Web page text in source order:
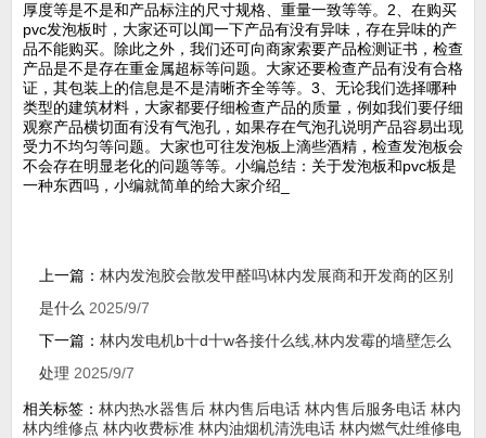
厚度等是不是和产品标注的尺寸规格、重量一致等等。2、在购买
pvc发泡板时，大家还可以闻一下产品有没有异味，存在异味的产
品不能购买。除此之外，我们还可向商家索要产品检测证书，检查
产品是不是存在重金属超标等问题。大家还要检查产品有没有合格
证，其包装上的信息是不是清晰齐全等等。3、无论我们选择哪种
类型的建筑材料，大家都要仔细检查产品的质量，例如我们要仔细
观察产品横切面有没有气泡孔，如果存在气泡孔说明产品容易出现
受力不均匀等问题。大家也可往发泡板上滴些酒精，检查发泡板会
不会存在明显老化的问题等等。小编总结：关于发泡板和pvc板是
一种东西吗，小编就简单的给大家介绍_
上一篇： 林内发泡胶会散发甲醛吗\林内发展商和开发商的区别
是什么 2025/9/7
下一篇： 林内发电机b十d十w各接什么线,林内发霉的墙壁怎么
处理 2025/9/7
相关标签： 林内热水器售后 林内售后电话 林内售后服务电话 林内
林内维修点 林内收费标准 林内油烟机清洗电话 林内燃气灶维修电